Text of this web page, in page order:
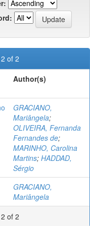
of 2
Author(s)
GRACIANO,
Mariângela;
OLIVEIRA, Fernanda
Fernandes de;
MARINHO, Carolina
Martins; HADDAD,
Sérgio
GRACIANO,
Mariângela
of 2